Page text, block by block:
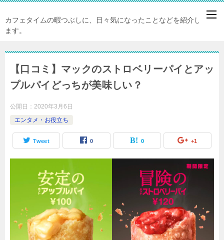
カフェタイムの暇つぶしに、日々気になったことなどを紹介してい
ます。
【口コミ】マックのストロベリーパイとアッ
プルパイどっちが美味しい？
公開日： 2020年3月6日
エンタメ・お役立ち
Tweet 0 0 +1